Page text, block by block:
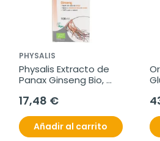
PHYSALIS
Physalis Extracto de
Panax Ginseng Bio,
17,48 €
Añadir al carrito